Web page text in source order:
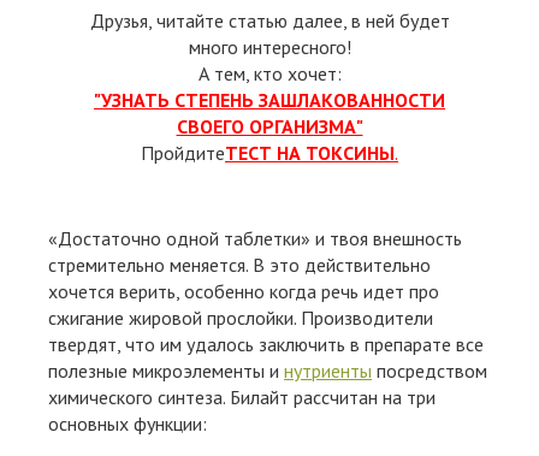
Друзья, читайте статью далее, в ней будет
много интересного!
А тем, кто хочет:
"УЗНАТЬ СТЕПЕНЬ ЗАШЛАКОВАННОСТИ
СВОЕГО ОРГАНИЗМА"
ПройдитеТЕСТ НА ТОКСИНЫ.
«Достаточно одной таблетки» и твоя внешность
стремительно меняется. В это действительно
хочется верить, особенно когда речь идет про
сжигание жировой прослойки. Производители
твердят, что им удалось заключить в препарате все
полезные микроэлементы и нутриенты посредством
химического синтеза. Билайт рассчитан на три
основных функции: